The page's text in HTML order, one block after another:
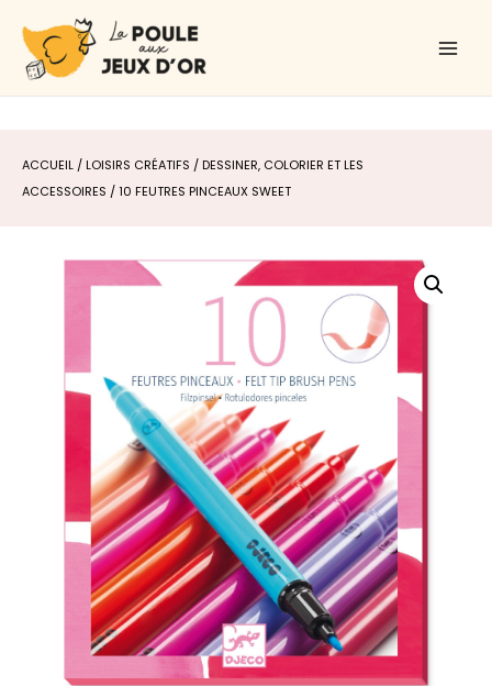
contenu
ACCUEIL /LOISIRS CRÉATIFS /DESSINER, COLORIER ET LES
ACCESSOIRES / 10 FEUTRES PINCEAUX SWEET